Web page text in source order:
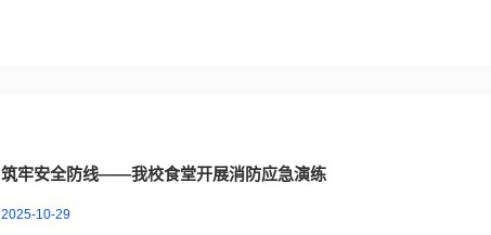
筑牢安全防线——我校食堂开展消防应急演练
2025-10-29